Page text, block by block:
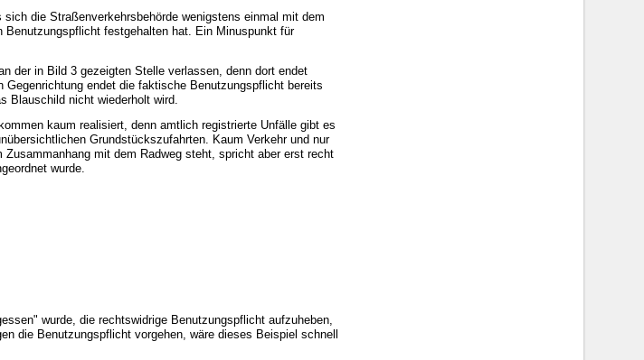
die Straßenverkehrsbehörde wenigstens einmal mit dem
festgehalten hat. Ein Minuspunkt für
der in Bild 3 gezeigten Stelle verlassen, denn dort endet
endet die faktische Benutzungspflicht bereits
Blauschild nicht wiederholt wird.
kaum realisiert, denn amtlich registrierte Unfälle gibt es
Grundstückszufahrten. Kaum Verkehr und nur
mit dem Radweg steht, spricht aber erst recht
wurde.
wurde, die rechtswidrige Benutzungspflicht aufzuheben,
die Benutzungspflicht vorgehen, wäre dieses Beispiel schnell